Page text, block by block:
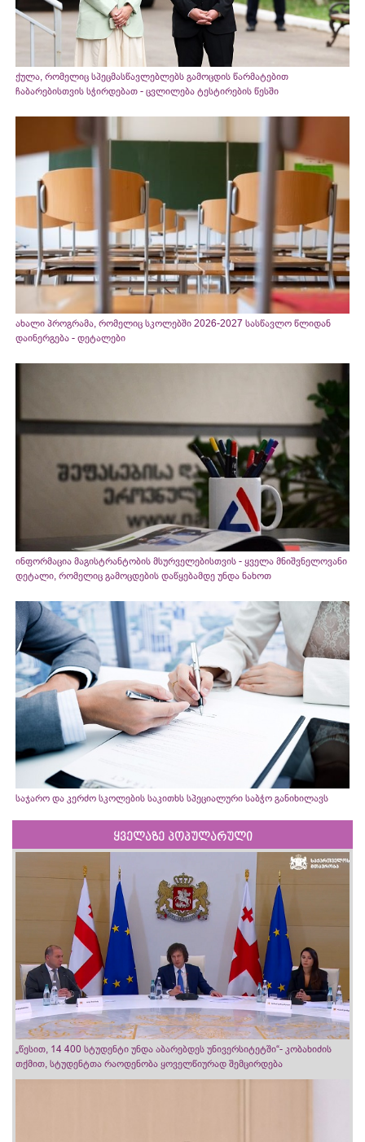
ქულა, რომელიც სპეცმასწავლებლებს გამოცდის წარმატებით
ჩაბარებისთვის სჭირდებათ - ცვლილება ტესტირების წესში
ახალი პროგრამა, რომელიც სკოლებში 2026-2027 სასწავლო წლიდან
დაინერგება - დეტალები
ინფორმაცია მაგისტრანტობის მსურველებისთვის - ყველა მნიშვნელოვანი
დეტალი, რომელიც გამოცდების დაწყებამდე უნდა ნახოთ
საჯარო და კერძო სკოლების საკითხს სპეციალური საბჭო განიხილავს
ყველაზე პოპულარული
„წესით, 14 400 სტუდენტი უნდა აბარებდეს უნივერსიტეტში“- კობახიძის
თქმით, სტუდენტთა რაოდენობა ყოველწიურად შემცირდება